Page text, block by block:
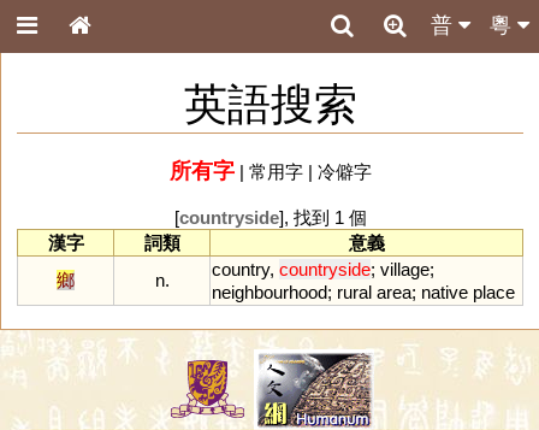
粵
普
英語搜索
所有字| 常用字| 冷僻字
[countryside], 找到 1 個
漢字
詞類
意義
鄉
n.
country, countryside; village;
neighbourhood; rural area; native place